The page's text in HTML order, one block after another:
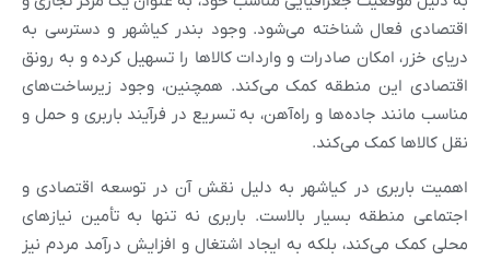
اقتصادی فعال شناخته می‌شود. وجود بندر کیاشهر و دسترسی به
دریای خزر، امکان صادرات و واردات کالاها را تسهیل کرده و به رونق
اقتصادی این منطقه کمک می‌کند. همچنین، وجود زیرساخت‌های
مناسب مانند جاده‌ها و راه‌آهن، به تسریع در فرآیند باربری و حمل و
نقل کالاها کمک می‌کند.
اهمیت باربری در کیاشهر به دلیل نقش آن در توسعه اقتصادی و
اجتماعی منطقه بسیار بالاست. باربری نه تنها به تأمین نیازهای
محلی کمک می‌کند، بلکه به ایجاد اشتغال و افزایش درآمد مردم نیز